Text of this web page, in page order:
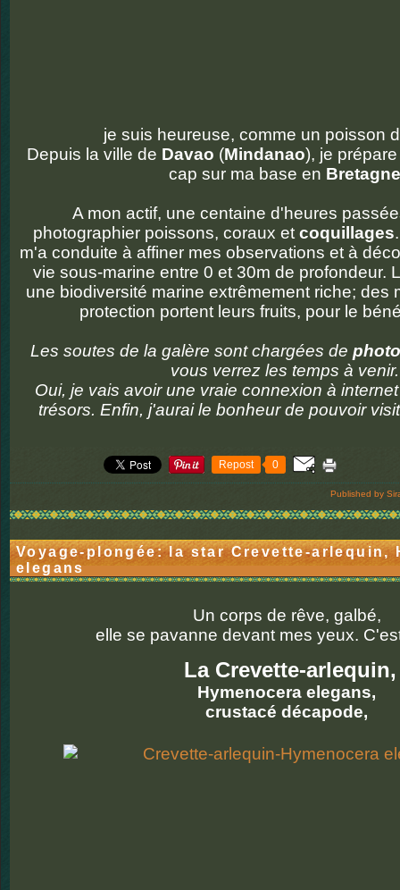
je suis heureuse, comme un poisson
Depuis la ville de Davao (Mindanao), je
cap sur ma base en Bretagne
A mon actif, une centaine d'heures
photographier poissons, coraux et coquillages
m'a conduite à affiner mes observations et à
vie sous-marine entre 0 et 30m de profondeur.
une biodiversité marine extrêmement riche; des
protection portent leurs fruits, pour le
Les soutes de la galère sont chargées de
vous verrez les temps à
Oui, je vais avoir une vraie connexion à
trésors. Enfin, j'aurai le bonheur de pouvoir
Repost 0
Published by
Voyage-plongée: la star Crevette-arlequin,
elegans
Un corps de rêve, galbé,
elle se pavanne devant mes yeux.
La Crevette-arlequin,
Hymenocera elegans,
crustacé décapode,